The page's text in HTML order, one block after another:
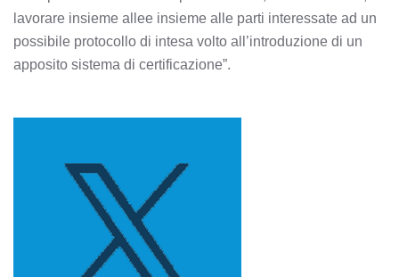
lavorare insieme allee insieme alle parti interessate ad un
possibile protocollo di intesa volto all’introduzione di un
apposito sistema di certificazione”.